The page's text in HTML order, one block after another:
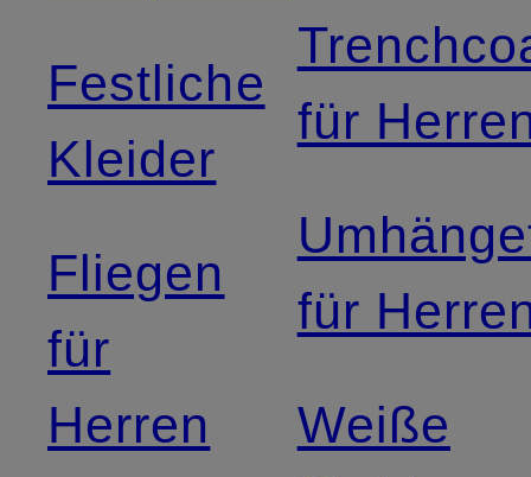
Festliche
Kleider
Fliegen
für
Herren
für
für
Weiße